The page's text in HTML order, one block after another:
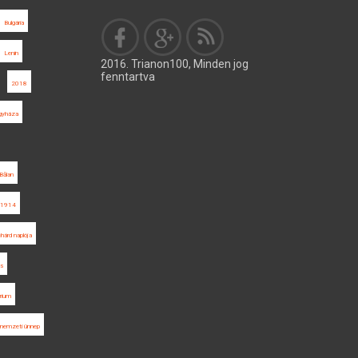
Bulgária
Lenin
2018
1914
naplója
nemzeti ünnep
2016. Trianon100, Minden jog
fenntartva